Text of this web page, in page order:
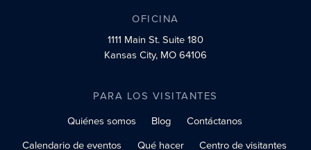
OFICINA
1111 Main St.Suite 180
Kansas City, MO 64106
PARA LOS VISITANTES
Quiénes somos
Blog
Contáctanos
Calendario de eventos
Qué hacer Centro de visitantes